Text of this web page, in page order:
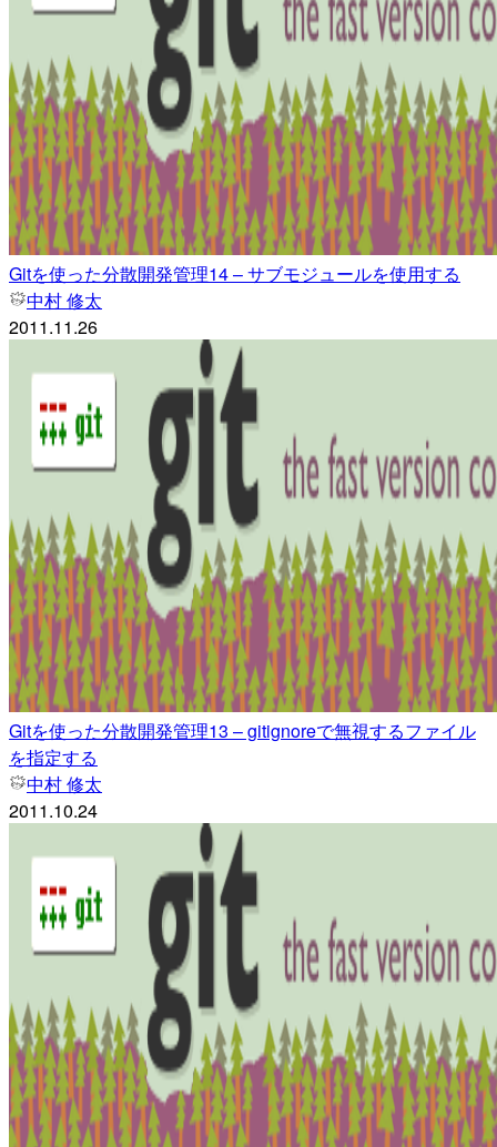
Gitを使った分散開発管理14 – サブモジュールを使用する
中村 修太
2011.11.26
Gitを使った分散開発管理13 – gitignoreで無視するファイル
を指定する
中村 修太
2011.10.24